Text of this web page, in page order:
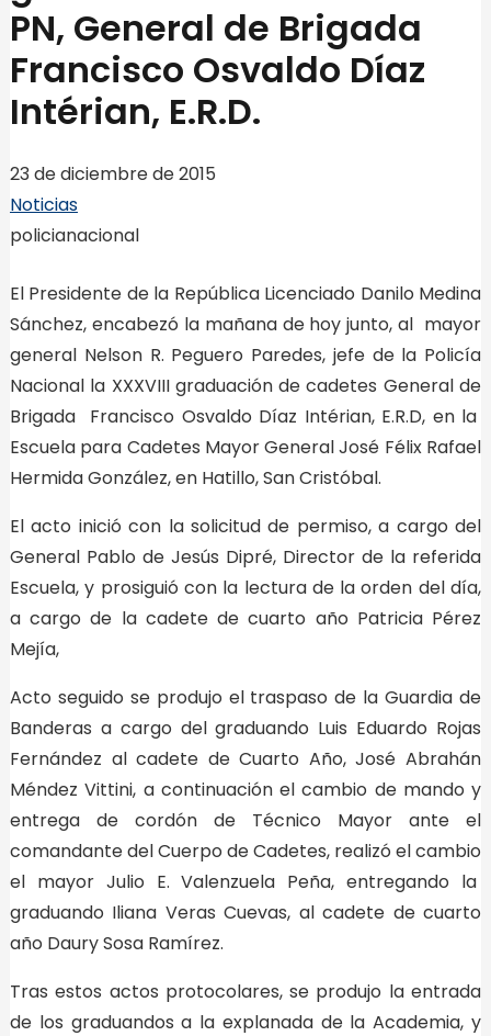
PN, General de Brigada
Francisco Osvaldo Díaz
Intérian, E.R.D.
23 de diciembre de 2015
Noticias
policianacional
El Presidente de la República Licenciado Danilo Medina
Sánchez, encabezó la mañana de hoy junto, al mayor
general Nelson R. Peguero Paredes, jefe de la Policía
Nacional la XXXVIII graduación de cadetes General de
Brigada Francisco Osvaldo Díaz Intérian, E.R.D, en la
Escuela para Cadetes Mayor General José Félix Rafael
Hermida González, en Hatillo, San Cristóbal.
El acto inició con la solicitud de permiso, a cargo del
General Pablo de Jesús Dipré, Director de la referida
Escuela, y prosiguió con la lectura de la orden del día,
a cargo de la cadete de cuarto año Patricia Pérez
Mejía,
Acto seguido se produjo el traspaso de la Guardia de
Banderas a cargo del graduando Luis Eduardo Rojas
Fernández al cadete de Cuarto Año, José Abrahán
Méndez Vittini, a continuación el cambio de mando y
entrega de cordón de Técnico Mayor ante el
comandante del Cuerpo de Cadetes, realizó el cambio
el mayor Julio E. Valenzuela Peña, entregando la
graduando Iliana Veras Cuevas, al cadete de cuarto
año Daury Sosa Ramírez.
Tras estos actos protocolares, se produjo la entrada
de los graduandos a la explanada de la Academia, y